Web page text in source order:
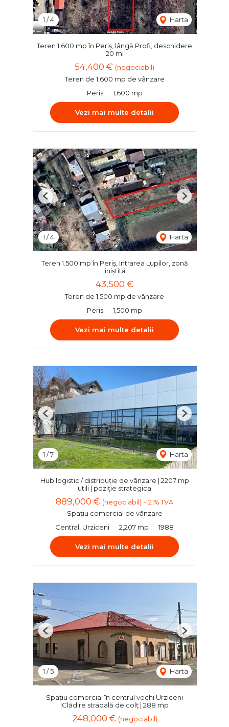
1 /4 Harta
Teren 1.600 mp în Periș, lângă Profi, deschidere
20 ml
54,400 € (negociabil)
Teren de 1,600 mp de vânzare
Peris
1,600 mp
Vezi mai multe detalii
1 /4 Harta
Previous Next
Teren 1.500 mp în Periș, Intrarea Lupilor, zonă
liniștită
43,500 €
Teren de 1,500 mp de vânzare
Peris
1,500 mp
Vezi mai multe detalii
1 /7 Harta
Previous Next
Hub logistic / distribuție de vânzare | 2207 mp
utili | poziție strategica
889,000 € (negociabil) + 21% TVA
Spațiu comercial de vânzare
Central, Urziceni
2,207 mp 1988
Vezi mai multe detalii
1 /5 Harta
Previous Next
Spațiu comercial în centrul vechi Urziceni
|Clădire stradală de colț | 288 mp
248,000 € (negociabil)